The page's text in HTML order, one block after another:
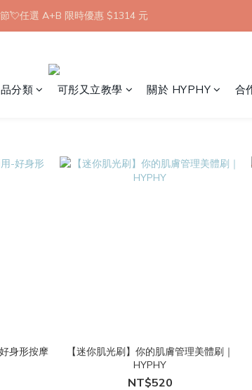
全館滿 1999 享 7-11 取貨不付款免運
💘任選 A+B 限時優惠 $1314 元
全館滿 1999 享 7-11 取貨不付款免運
分類 可彤又立教學 關於 HYPHY 合
身形按摩
【迷你肌光刷】你的肌膚管理美體刷｜
HYPHY
NT$520